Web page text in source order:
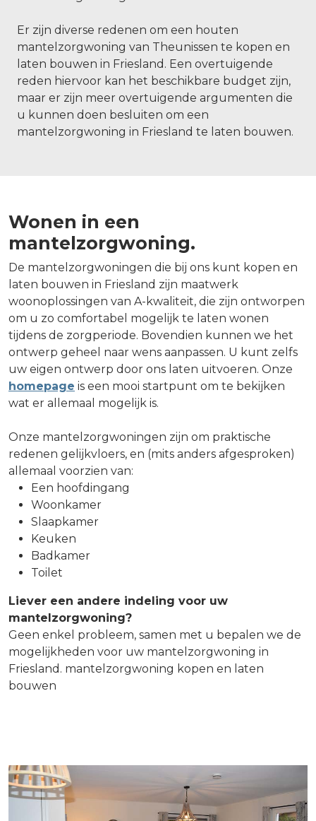
Er zijn diverse redenen om een houten
mantelzorgwoning van Theunissen te kopen en
laten bouwen in Friesland. Een overtuigende
reden hiervoor kan het beschikbare budget zijn,
maar er zijn meer overtuigende argumenten die
u kunnen doen besluiten om een
mantelzorgwoning in Friesland te laten bouwen.
Wonen in een
mantelzorgwoning.
De mantelzorgwoningen die bij ons kunt kopen en
laten bouwen in Friesland zijn maatwerk
woonoplossingen van A-kwaliteit, die zijn ontworpen
om u zo comfortabel mogelijk te laten wonen
tijdens de zorgperiode. Bovendien kunnen we het
ontwerp geheel naar wens aanpassen. U kunt zelfs
uw eigen ontwerp door ons laten uitvoeren. Onze
homepage is een mooi startpunt om te bekijken
wat er allemaal mogelijk is.
Onze mantelzorgwoningen zijn om praktische
redenen gelijkvloers, en (mits anders afgesproken)
allemaal voorzien van:
Een hoofdingang
Woonkamer
Slaapkamer
Keuken
Badkamer
Toilet
Liever een andere indeling voor uw
mantelzorgwoning?
Geen enkel probleem, samen met u bepalen we de
mogelijkheden voor uw mantelzorgwoning in
Friesland. mantelzorgwoning kopen en laten
bouwen